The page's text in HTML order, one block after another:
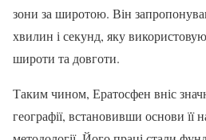
зони за широтою. Він
хвилин і секунд, яку
широти та довготи.
Таким чином, Ератосфен вніс
географії, встановивши основи її